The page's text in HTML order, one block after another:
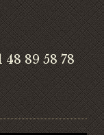
89 58 78